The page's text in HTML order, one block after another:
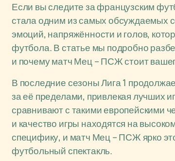
Если вы следите за французским
стала одним из самых обсуждаемых
эмоций, напряжённости и голов,
футбола. В статье мы подробно
и почему матч Мец – ПСЖ стоит
В последние сезоны Лига 1
за её пределами, привлекая лучших
сравнивают с такими европейскими
и качество игры находятся на
специфику, и матч Мец – ПСЖ ярко
футбольный спектакль.